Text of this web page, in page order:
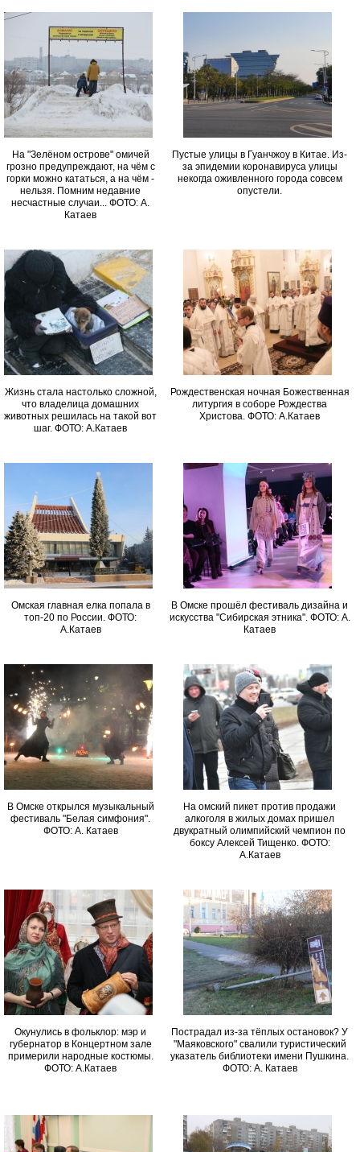
На "Зелёном острове" омичей
грозно предупреждают, на чём с
горки можно кататься, а на чём -
нельзя. Помним недавние
несчастные случаи... ФОТО: А.
Катаев
Пустые улицы в Гуанчжоу в Китае. Из-
за эпидемии коронавируса улицы
некогда оживленного города совсем
опустели.
Жизнь стала настолько сложной,
что владелица домашних
животных решилась на такой вот
шаг. ФОТО: А.Катаев
Рождественская ночная Божественная
литургия в соборе Рождества
Христова. ФОТО: А.Катаев
Омская главная елка попала в
топ-20 по России. ФОТО:
А.Катаев
В Омске прошёл фестиваль дизайна и
искусства "Сибирская этника". ФОТО: А.
Катаев
В Омске открылся музыкальный
фестиваль "Белая симфония".
ФОТО: А. Катаев
На омский пикет против продажи
алкоголя в жилых домах пришел
двукратный олимпийский чемпион по
боксу Алексей Тищенко. ФОТО:
А.Катаев
Окунулись в фольклор: мэр и
губернатор в Концертном зале
примерили народные костюмы.
ФОТО: А.Катаев
Пострадал из-за тёплых остановок? У
"Маяковского" свалили туристический
указатель библиотеки имени Пушкина.
ФОТО: А. Катаев